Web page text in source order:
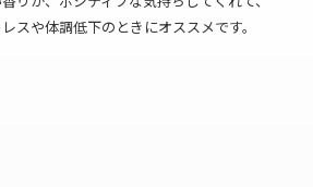
スや体調低下のときにオススメです。